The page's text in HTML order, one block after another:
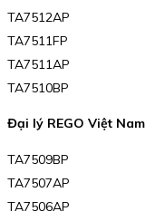
TA7512AP
TA7511FP
TA7511AP
TA7510BP
Đại lý REGO Việt Nam
TA7509BP
TA7507AP
TA7506AP